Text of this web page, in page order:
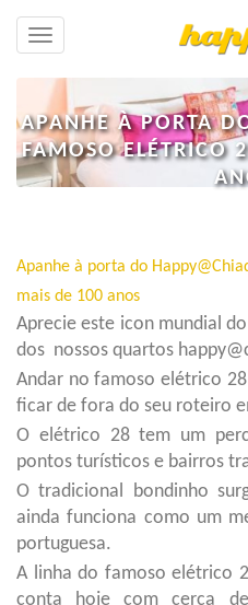
Toggle
APANHE À PORTA
FAMOSO ELÉTRICO
Apanhe à porta do
mais de 100 anos
Aprecie este icon mundial
dos nossos quartos
Andar no famoso elétrico
ficar de fora do seu roteiro
O elétrico 28 tem um
pontos turísticos e bairros
O tradicional bondinho
ainda funciona como um
portuguesa.
A linha do famoso elétrico
conta hoje com cerca